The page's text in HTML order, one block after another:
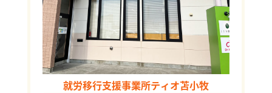
就労移行支援事業所ティオ苫小牧